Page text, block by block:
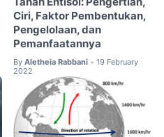
Ciri, Faktor Pembentukan,
Pengelolaan, dan
Pemanfaatannya
By Aletheia Rabbani • 19 February
2022